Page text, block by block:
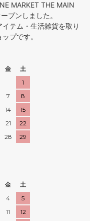
MARKET THE MAIN
プンしました。
テム・生活雑貨を取り
プです。
金
土
1
7
8
14
15
21
22
28
29
金
土
4
5
11
12